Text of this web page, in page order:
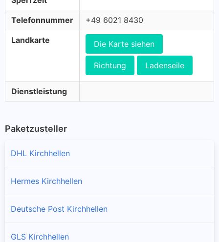
Telefonnummer +49 6021 8430
Landkarte Die Karte siehen
Richtung Ladenseile
Dienstleistung
Paketzusteller
DHL Kirchhellen
Hermes Kirchhellen
Deutsche Post Kirchhellen
GLS Kirchhellen